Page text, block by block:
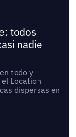
todos
nadie
todo y
Location
dispersas en